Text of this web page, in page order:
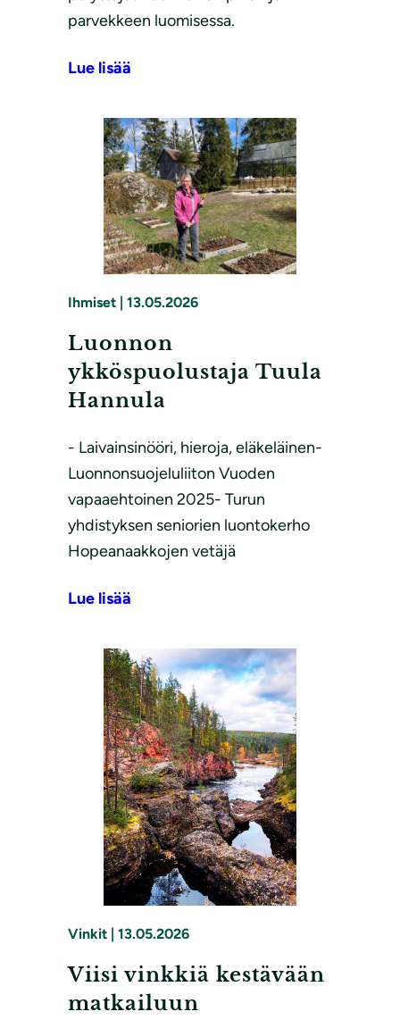
parvekkeen luomisessa.
Lue lisää
Ihmiset | 13.05.2026
Luonnon
ykköspuolustaja Tuula
Hannula
- Laivainsinööri, hieroja, eläkeläinen-
Luonnonsuojeluliiton Vuoden
vapaaehtoinen 2025- Turun
yhdistyksen seniorien luontokerho
Hopeanaakkojen vetäjä
Lue lisää
Vinkit | 13.05.2026
Viisi vinkkiä kestävään
matkailuun